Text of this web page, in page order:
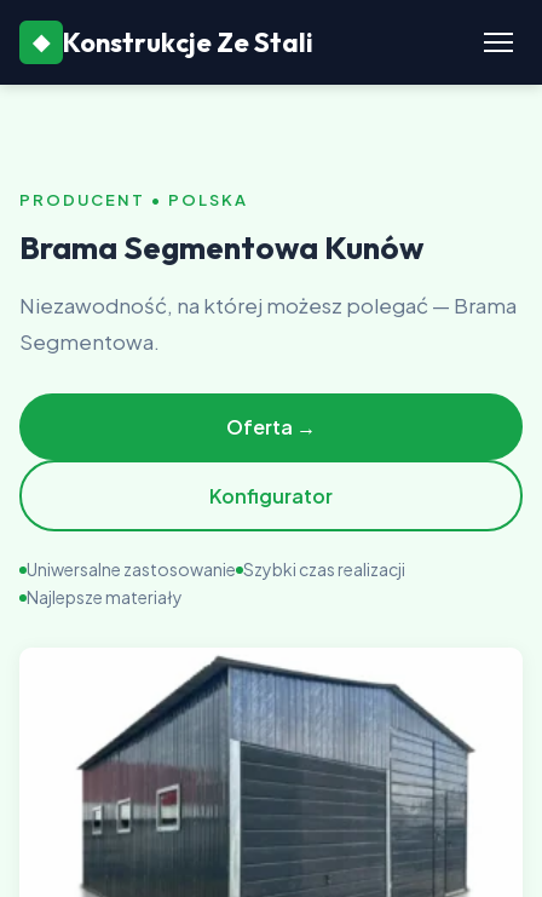
◆ Konstrukcje Ze Stali
PRODUCENT • POLSKA
Brama Segmentowa Kunów
Niezawodność, na której możesz polegać — Brama
Segmentowa.
Oferta →
Konfigurator
Uniwersalne zastosowanie Szybki czas realizacji
Najlepsze materiały